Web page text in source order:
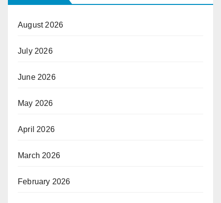
August 2026
July 2026
June 2026
May 2026
April 2026
March 2026
February 2026